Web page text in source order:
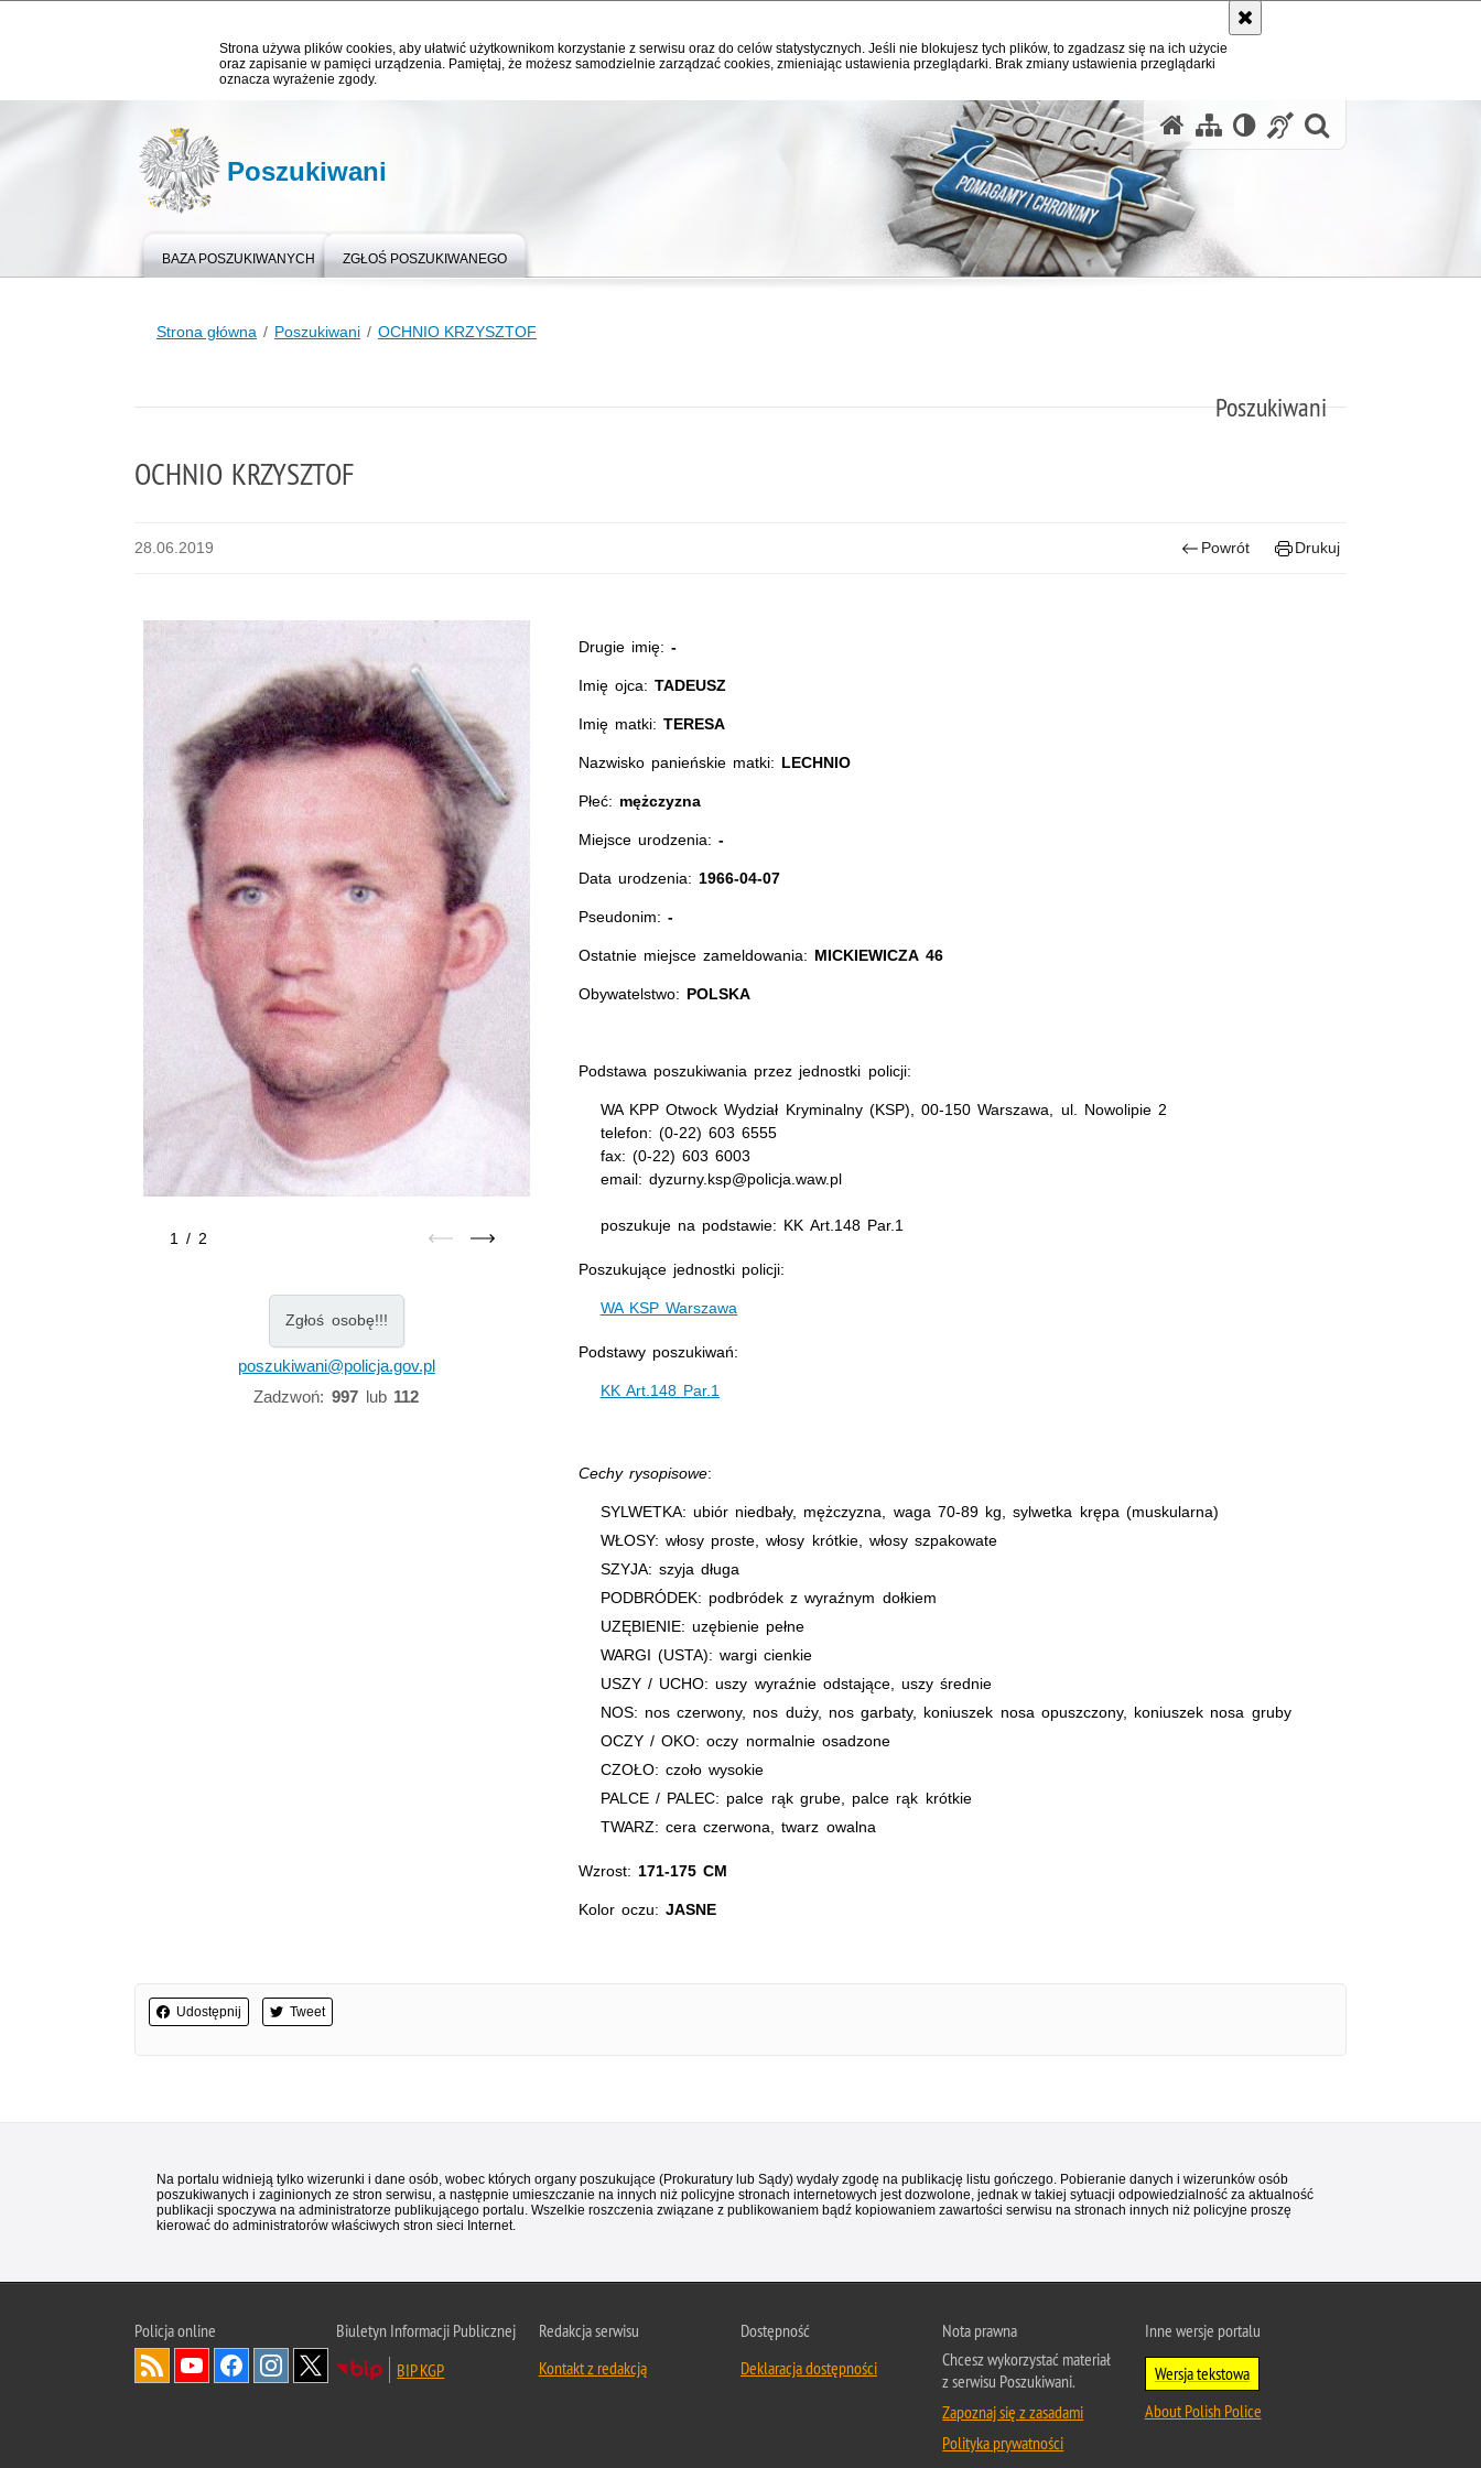
Strona używa plików cookies, aby ułatwić użytkownikom korzystanie z serwisu oraz do celów statystycznych. Jeśli nie blokujesz tych plików, to zgadzasz się na ich użycie
oraz zapisanie w pamięci urządzenia. Pamiętaj, że możesz samodzielnie zarządzać cookies, zmieniając ustawienia przeglądarki. Brak zmiany ustawienia przeglądarki
oznacza wyrażenie zgody.
Poszukiwani
BAZA POSZUKIWANYCH ZGŁOŚ POSZUKIWANEGO
Strona główna Poszukiwani OCHNIO KRZYSZTOF
Poszukiwani
OCHNIO KRZYSZTOF
28.06.2019 Powrót Drukuj
1 / 2
Zgłoś osobę!!!
poszukiwani@policja.gov.pl
Zadzwoń: 997lub 112
Drugie imię:-
Imię ojca:TADEUSZ
Imię matki:TERESA
Nazwisko panieńskie matki: LECHNIO
Płeć: mężczyzna
Miejsce urodzenia:-
Data urodzenia: 1966-04-07
Pseudonim: -
Ostatnie miejsce zameldowania: MICKIEWICZA 46
Obywatelstwo: POLSKA
Podstawa poszukiwania przez jednostki policji:
WA KPP Otwock Wydział Kryminalny (KSP), 00-150 Warszawa, ul. Nowolipie 2
telefon: (0-22) 603 6555
fax: (0-22) 603 6003
email: dyzurny.ksp@policja.waw.pl
poszukuje na podstawie: KK Art.148 Par.1
Poszukujące jednostki policji:
WA KSP Warszawa
Podstawy poszukiwań:
KK Art.148 Par.1
Cechy rysopisowe:
SYLWETKA: ubiór niedbały, mężczyzna, waga 70-89 kg, sylwetka krępa (muskularna)
WŁOSY: włosy proste, włosy krótkie, włosy szpakowate
SZYJA: szyja długa
PODBRÓDEK: podbródek z wyraźnym dołkiem
UZĘBIENIE: uzębienie pełne
WARGI (USTA): wargi cienkie
USZY / UCHO: uszy wyraźnie odstające, uszy średnie
NOS: nos czerwony, nos duży, nos garbaty, koniuszek nosa opuszczony, koniuszek nosa gruby
OCZY / OKO: oczy normalnie osadzone
CZOŁO: czoło wysokie
PALCE / PALEC: palce rąk grube, palce rąk krótkie
TWARZ: cera czerwona, twarz owalna
Wzrost: 171-175 CM
Kolor oczu:JASNE
Udostępnij Tweet
Na portalu widnieją tylko wizerunki i dane osób, wobec których organy poszukujące (Prokuratury lub Sądy) wydały zgodę na publikację listu gończego. Pobieranie danych i wizerunków osób
poszukiwanych i zaginionych ze stron serwisu, a następnie umieszczanie na innych niż policyjne stronach internetowych jest dozwolone, jednak w takiej sytuacji odpowiedzialność za aktualność
publikacji spoczywa na administratorze publikującego portalu. Wszelkie roszczenia związane z publikowaniem bądź kopiowaniem zawartości serwisu na stronach innych niż policyjne proszę
kierować do administratorów właściwych stron sieci Internet.
Policjaonline
Biuletyn Informacji Publicznej
BIP KGP
Redakcja serwisu
Kontakt z redakcją
Dostępność
Deklaracja dostępności
Nota prawna
Chcesz wykorzystać materiał
z serwisu Poszukiwani.
Zapoznaj się z zasadami
Polityka prywatności
Inne wersje portalu
Wersja tekstowa
About Polish Police